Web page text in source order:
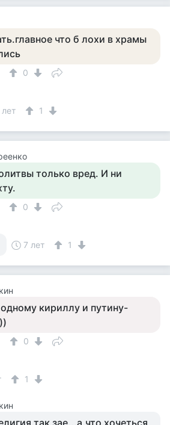
что б лохи в храмы
0
1
только вред. И ни
0
7 лет
1
одному кириллу и путину-
0
1
так зае...а,что хочеться